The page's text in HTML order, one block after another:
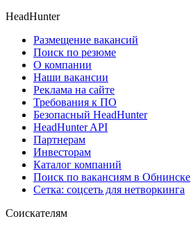
HeadHunter
Размещение вакансий
Поиск по резюме
О компании
Наши вакансии
Реклама на сайте
Требования к ПО
Безопасный HeadHunter
HeadHunter API
Партнерам
Инвесторам
Каталог компаний
Поиск по вакансиям в Обнинске
Сетка: соцсеть для нетворкинга
Соискателям